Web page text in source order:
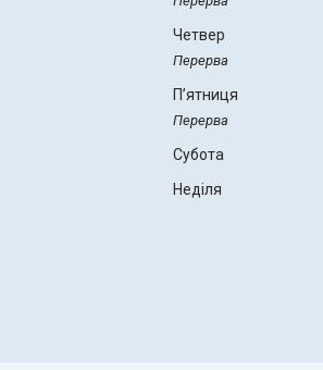
Четвер
Пʼятниця
Субота
Неділя